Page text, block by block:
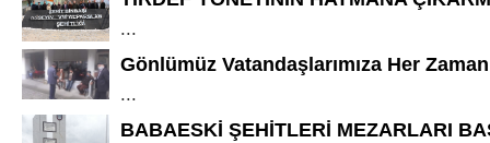
...
Gönlümüz Vatandaşlarımıza Her
...
BABAESKİ ŞEHİTLERİ MEZARLARI